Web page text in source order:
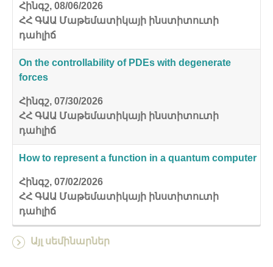
Հինգշ, 08/06/2026
ՀՀ ԳԱԱ Մաթեմատիկայի ինստիտուտի
դահլիճ
On the controllability of PDEs with degenerate
forces
Հինգշ, 07/30/2026
ՀՀ ԳԱԱ Մաթեմատիկայի ինստիտուտի
դահլիճ
How to represent a function in a quantum computer
Հինգշ, 07/02/2026
ՀՀ ԳԱԱ Մաթեմատիկայի ինստիտուտի
դահլիճ
Այլ սեմինարներ